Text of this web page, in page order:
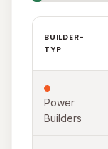
BUILDER-
TYP
Power
Builders